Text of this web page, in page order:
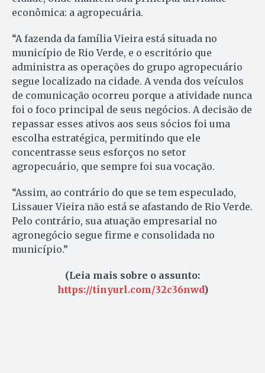
econômica: a agropecuária.
“A fazenda da família Vieira está situada no
município de Rio Verde, e o escritório que
administra as operações do grupo agropecuário
segue localizado na cidade. A venda dos veículos
de comunicação ocorreu porque a atividade nunca
foi o foco principal de seus negócios. A decisão de
repassar esses ativos aos seus sócios foi uma
escolha estratégica, permitindo que ele
concentrasse seus esforços no setor
agropecuário, que sempre foi sua vocação.
“Assim, ao contrário do que se tem especulado,
Lissauer Vieira não está se afastando de Rio Verde.
Pelo contrário, sua atuação empresarial no
agronegócio segue firme e consolidada no
município.”
(Leia mais sobre o assunto:
https://tinyurl.com/32c36nwd)